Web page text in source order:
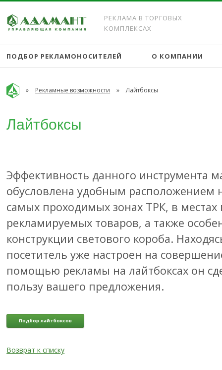
РЕКЛАМА В ТОРГОВЫХ
КОМПЛЕКСАХ
ПОДБОР РЕКЛАМОНОСИТЕЛЕЙ О КОМПАНИИ
» Рекламные возможности » Лайтбоксы
Лайтбоксы
Эффективность данного инструмента
обусловлена удобным расположением
самых проходимых зонах ТРК, в местах
рекламируемых товаров, а также
конструкции светового короба.
посетитель уже настроен на
помощью рекламы на лайтбоксах он
пользу вашего предложения.
Подбор лайтбоксов
Возврат к списку